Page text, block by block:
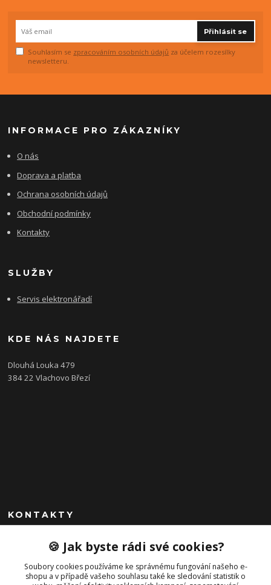
Přihlásit se
Souhlasím se zpracováním osobních údajů za účelem rozesílky
newsletteru.
INFORMACE PRO ZÁKAZNÍKY
O nás
Doprava a platba
Ochrana osobních údajů
Obchodní podmínky
Kontakty
SLUŽBY
Servis elektronářadí
KDE NÁS NAJDETE
Dlouhá Louka 479
384 22 Vlachovo Březí
KONTAKTY
+420 792 757 523
obchod@cajkservis.cz
🍪 Jak byste rádi své cookies?
Soubory cookies používáme ke správnému fungování našeho e-
shopu a v případě vašeho souhlasu také ke sledování statistik o